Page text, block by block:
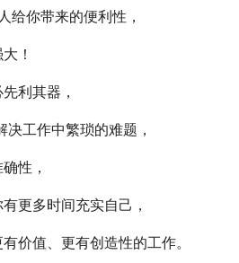
给你带来的便利性，
！
利其器，
工作中繁琐的难题，
性，
更多时间充实自己，
价值、更有创造性的工作。